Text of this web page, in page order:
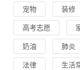
宠物 装修
高考志愿
奶油 肺炎
法律 生活